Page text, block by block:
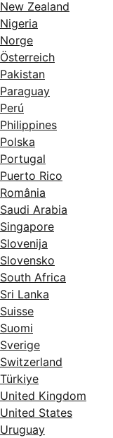
New Zealand
Nigeria
Norge
Österreich
Pakistan
Paraguay
Perú
Philippines
Polska
Portugal
Puerto Rico
România
Saudi Arabia
Singapore
Slovenija
Slovensko
South Africa
Sri Lanka
Suisse
Suomi
Sverige
Switzerland
Türkiye
United Kingdom
United States
Uruguay